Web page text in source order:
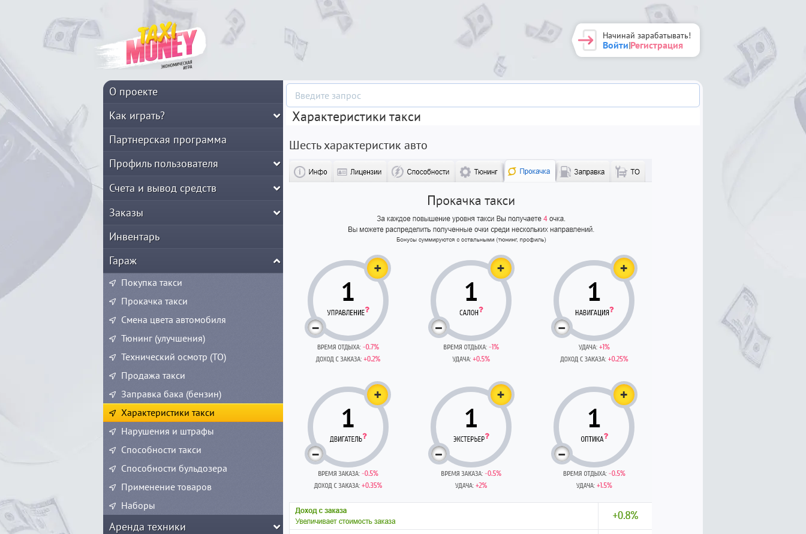
Начинай зарабатывать!
Войти|Регистрация
О проекте
Как играть?
Партнерская программа
Профиль пользователя
Счета и вывод средств
Заказы
Инвентарь
Гараж
Покупка такси
Прокачка такси
Смена цвета автомобиля
Тюнинг (улучшения)
Технический осмотр (ТО)
Продажа такси
Заправка бака (бензин)
Характеристики такси
Нарушения и штрафы
Способности такси
Способности бульдозера
Применение товаров
Наборы
Аренда техники
Характеристики такси
Шесть характеристик авто